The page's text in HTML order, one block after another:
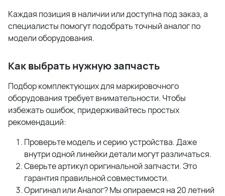
Каждая позиция в наличии или доступна под заказ, а
специалисты помогут подобрать точный аналог по
модели оборудования.
Как выбрать нужную запчасть
Подбор комплектующих для маркировочного
оборудования требует внимательности. Чтобы
избежать ошибок, придерживайтесь простых
рекомендаций:
Проверьте модель и серию устройства. Даже
внутри одной линейки детали могут различаться.
Сверьте артикул оригинальной запчасти. Это
гарантия правильной совместимости.
Оригинал или Аналог? Мы опираемся на 20 летний